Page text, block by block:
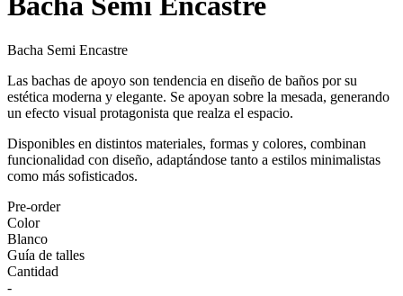
Bacha Semi Encastre
Las bachas de apoyo son tendencia en diseño de baños por su
estética moderna y elegante. Se apoyan sobre la mesada, generando
un efecto visual protagonista que realza el espacio.
Disponibles en distintos materiales, formas y colores, combinan
funcionalidad con diseño, adaptándose tanto a estilos minimalistas
como más sofisticados.
Pre-order
Color
Blanco
Guía de talles
Cantidad
-